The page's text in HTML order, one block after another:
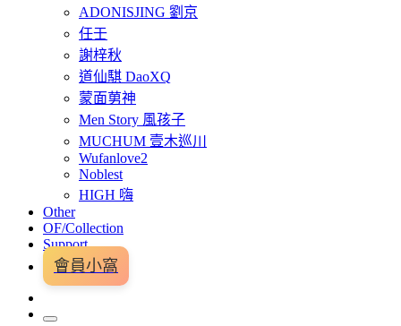
ADONISJING 劉京
任壬
謝梓秋
道仙騏 DaoXQ
蒙面莮神
Men Story 風孩子
MUCHUM 壹木巡川
Wufanlove2
Noblest
HIGH 嗨
Other
OF/Collection
Support
會員小窩